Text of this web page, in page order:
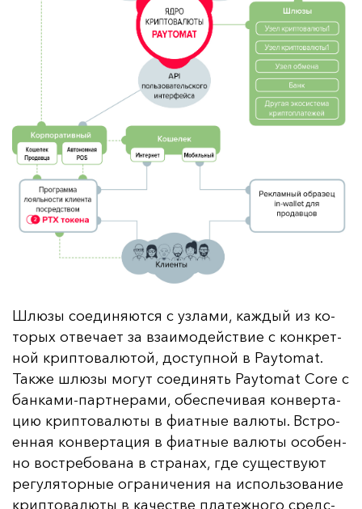
Шлю­зы со­еди­ня­ют­ся с уз­ла­ми, каж­дый из ко­
то­рых от­ве­ча­ет за вза­имо­дей­ствие с кон­крет­
ной крип­то­ва­лю­той, дос­туп­ной в Paytomat.
Так­же шлю­зы мо­гут со­еди­нять Paytomat Core с
бан­ка­ми-пар­тне­ра­ми, обес­пе­чи­вая кон­вер­та­
цию крип­то­ва­лю­ты в фи­ат­ные ва­лю­ты. Встро­
ен­ная кон­вер­та­ция в фи­ат­ные ва­лю­ты осо­бен­
но вос­тре­бо­ва­на в стра­нах, где су­щес­тву­ют
ре­гу­ля­тор­ные ог­ра­ни­че­ния на ис­поль­зо­ва­ние
крип­то­ва­лю­ты в ка­чес­тве пла­теж­но­го средс­